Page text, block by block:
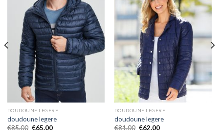
DOUDOUNE LEGERE
doudoune legere
€85.00 €65.00
DOUDOUNE LEGERE
doudoune legere
€81.00 €62.00